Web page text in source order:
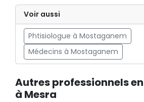
Voir aussi
Phtisiologue à Mostaganem
Médecins à Mostaganem
Autres professionnels
à Mesra